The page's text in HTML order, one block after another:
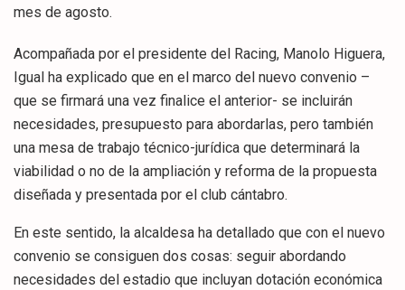
mes de agosto.
Acompañada por el presidente del Racing, Manolo Higuera,
Igual ha explicado que en el marco del nuevo convenio –
que se firmará una vez finalice el anterior- se incluirán
necesidades, presupuesto para abordarlas, pero también
una mesa de trabajo técnico-jurídica que determinará la
viabilidad o no de la ampliación y reforma de la propuesta
diseñada y presentada por el club cántabro.
En este sentido, la alcaldesa ha detallado que con el nuevo
convenio se consiguen dos cosas: seguir abordando
necesidades del estadio que incluyan dotación económica